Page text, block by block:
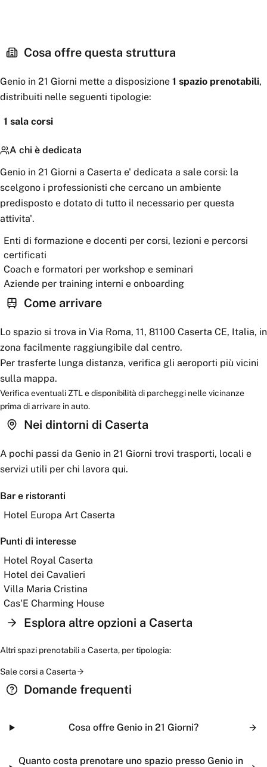
Cosa offre questa struttura
Genio in 21 Giorni mette a disposizione 1 spazio prenotabili,
distribuiti nelle seguenti tipologie:
1 sala corsi
A chi è dedicata
Genio in 21 Giorni a Caserta e' dedicata a sale corsi: la
scelgono i professionisti che cercano un ambiente
predisposto e dotato di tutto il necessario per questa
attivita'.
Enti di formazione e docenti per corsi, lezioni e percorsi
certificati
Coach e formatori per workshop e seminari
Aziende per training interni e onboarding
Come arrivare
Lo spazio si trova in Via Roma, 11, 81100 Caserta CE, Italia, in
zona facilmente raggiungibile dal centro.
Per trasferte lunga distanza, verifica gli aeroporti più vicini
sulla mappa.
Verifica eventuali ZTL e disponibilità di parcheggi nelle vicinanze
prima di arrivare in auto.
Nei dintorni di Caserta
A pochi passi da Genio in 21 Giorni trovi trasporti, locali e
servizi utili per chi lavora qui.
Bar e ristoranti
Hotel Europa Art Caserta
Punti di interesse
Hotel Royal Caserta
Hotel dei Cavalieri
Villa Maria Cristina
Cas'E Charming House
Esplora altre opzioni a Caserta
Altri spazi prenotabili a Caserta, per tipologia:
Sale corsia Caserta
Domande frequenti
Cosa offre Genio in 21 Giorni?
Quanto costa prenotare uno spazio presso Genio in